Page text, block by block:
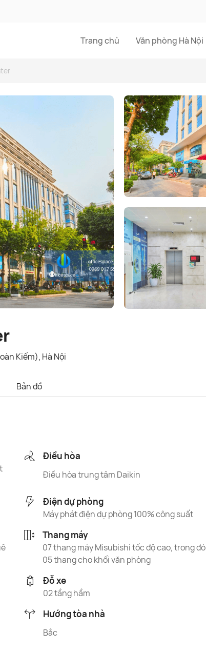
Trang chủ Văn phòng Hà Nội
Kiếm), Hà Nội
Bản đồ
Điều hòa
Điều hòa trung tâm Daikin
Điện dự phòng
Máy phát điện dự phòng 100% công suất
Thang máy
07 thang máy Misubishi tốc độ cao, trong đó
05 thang cho khối văn phòng
Đỗ xe
02 tầng hầm
Hướng tòa nhà
Bắc